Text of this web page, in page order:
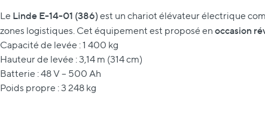
Le Linde E-14-01 (386)est un chariot élévateur électrique
zones logistiques. Cet équipement est proposé en occasion
Capacité de levée : 1 400 kg
Hauteur de levée : 3,14 m (314 cm)
Batterie : 48 V – 500 Ah
Poids propre : 3 248 kg